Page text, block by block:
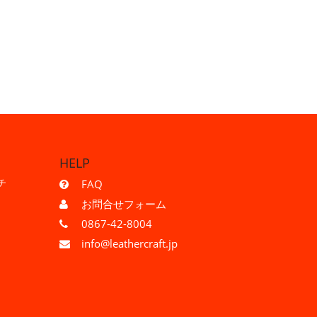
HELP
FAQ
お問合せフォーム
0867-42-8004
info@leathercraft.jp